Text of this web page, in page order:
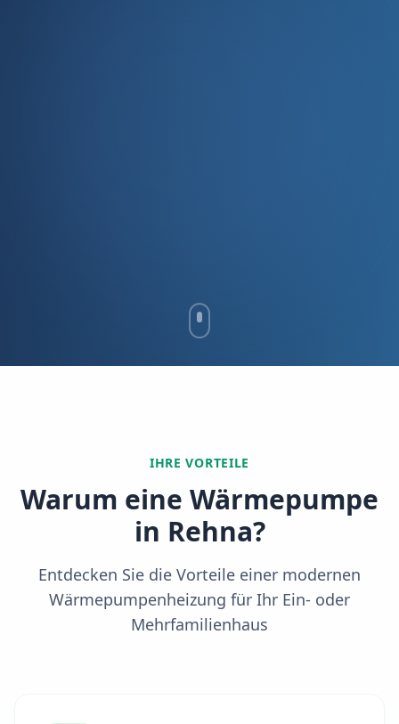
IHRE VORTEILE
Warum eine Wärmepumpe
in Rehna?
Entdecken Sie die Vorteile einer modernen
Wärmepumpenheizung für Ihr Ein- oder
Mehrfamilienhaus